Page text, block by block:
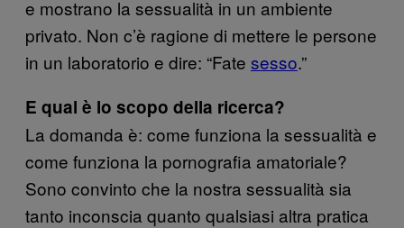
e mostrano la sessualità in un ambiente
privato. Non c’è ragione di mettere le persone
in un laboratorio e dire: “Fate sesso.”
E qual è lo scopo della ricerca?
La domanda è: come funziona la sessualità e
come funziona la pornografia amatoriale?
Sono convinto che la nostra sessualità sia
tanto inconscia quanto qualsiasi altra pratica